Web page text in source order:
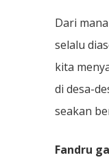
Dari
selalu
kita
di desa-
seakan
Fandru